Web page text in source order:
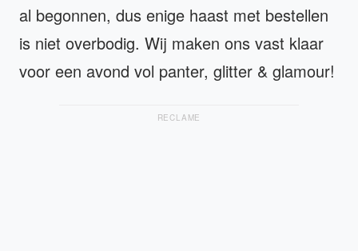
al begonnen, dus enige haast met bestellen
is niet overbodig. Wij maken ons vast klaar
voor een avond vol panter, glitter & glamour!
RECLAME